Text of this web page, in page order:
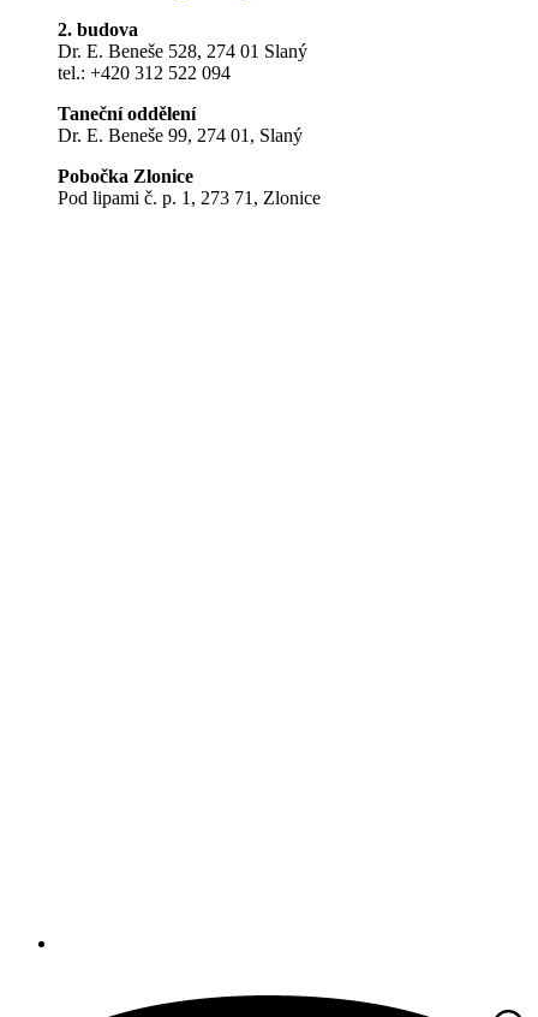
2. budova
Dr. E. Beneše 528, 274 01 Slaný
tel.: +420 312 522 094
Taneční oddělení
Dr. E. Beneše 99, 274 01, Slaný
Pobočka Zlonice
Pod lipami č. p. 1, 273 71, Zlonice